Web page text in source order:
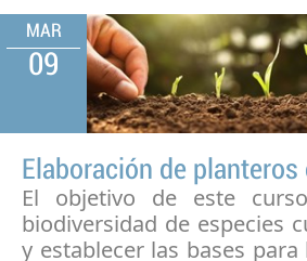
MAR
09
Elaboración de
El objetivo de este
biodiversidad de especies
y establecer las bases